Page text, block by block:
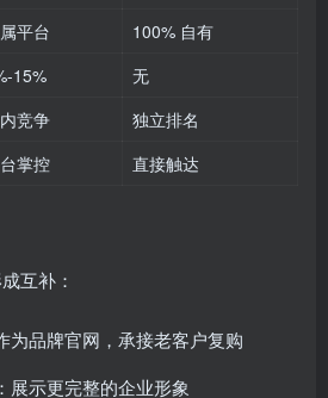
平台
100% 自有
15%
无
竞争
独立排名
掌控 直接触达
互补：
为品牌官网，承接老客户复购
：展示更完整的企业形象